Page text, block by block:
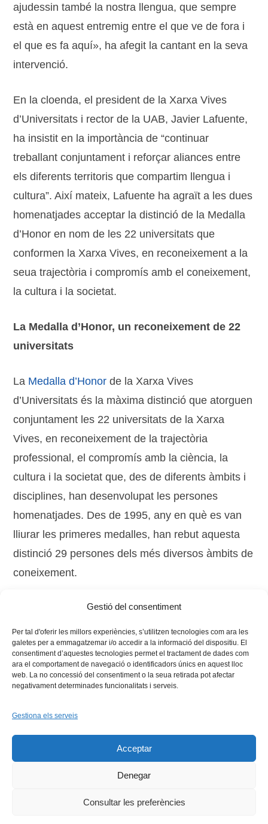
Gestió del consentiment
Per tal d'oferir les millors experiències, s’utilitzen tecnologies com ara les
galetes per a emmagatzemar i/o accedir a la informació del dispositiu. El
consentiment d’aquestes tecnologies permet el tractament de dades com
ara el comportament de navegació o identificadors únics en aquest lloc
web. La no concessió del consentiment o la seua retirada pot afectar
negativament determinades funcionalitats i serveis.
Gestiona els serveis
Acceptar
Denegar
Consultar les preferències
ajudessin també la nostra llengua, que sempre
està en aquest entremig entre el que ve de fora i
el que es fa aquí», ha afegit la cantant en la seva
intervenció.
En la cloenda, el president de la Xarxa Vives
d’Universitats i rector de la UAB, Javier Lafuente,
ha insistit en la importància de “continuar
treballant conjuntament i reforçar aliances entre
els diferents territoris que compartim llengua i
cultura”. Així mateix, Lafuente ha agraït a les dues
homenatjades acceptar la distinció de la Medalla
d’Honor en nom de les 22 universitats que
conformen la Xarxa Vives, en reconeixement a la
seua trajectòria i compromís amb el coneixement,
la cultura i la societat.
La Medalla d’Honor, un reconeixement de 22
universitats
La Medalla d’Honor de la Xarxa Vives
d’Universitats és la màxima distinció que atorguen
conjuntament les 22 universitats de la Xarxa
Vives, en reconeixement de la trajectòria
professional, el compromís amb la ciència, la
cultura i la societat que, des de diferents àmbits i
disciplines, han desenvolupat les persones
homenatjades. Des de 1995, any en què es van
lliurar les primeres medalles, han rebut aquesta
distinció 29 persones dels més diversos àmbits de
coneixement.
Llengua ,premi,regió Vives
Instagram
Flickr
INICI QUI SOM
PROGRAMES
DESENVOLUPAMENT SOSTENIBLE
AVÍS LEGAL
Copyright © 2026 - Xarxa Vives d'Universitats